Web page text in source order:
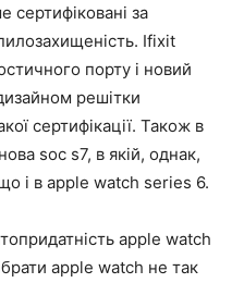
за
Ifixit
порту і новий
решітки
сертифікації. Також в
soc s7, в якій, однак,
і в apple watch series 6.
apple watch
apple watch не так